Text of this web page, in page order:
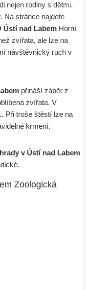
nejen rodiny s dětmi,
Na stránce najdete
Ústí nad Labem Horní
zvířata, ale lze na
návštěvnický ruch v
přináší záběr z
zvířata. V
Při troše štěstí lze na
krmení.
v Ústí nad Labem
Zoologická